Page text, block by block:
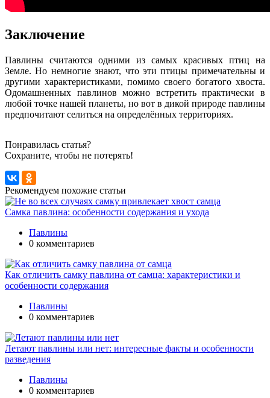
Заключение
Павлины считаются одними из самых красивых птиц на
Земле. Но немногие знают, что эти птицы примечательны и
другими характеристиками, помимо своего богатого хвоста.
Одомашненных павлинов можно встретить практически в
любой точке нашей планеты, но вот в дикой природе павлины
предпочитают селиться на определённых территориях.
Понравилась статья?
Сохраните, чтобы не потерять!
Рекомендуем похожие статьи
Самка павлина: особенности содержания и ухода
Павлины
0 комментариев
Как отличить самку павлина от самца: характеристики и
особенности содержания
Павлины
0 комментариев
Летают павлины или нет: интересные факты и особенности
разведения
Павлины
0 комментариев